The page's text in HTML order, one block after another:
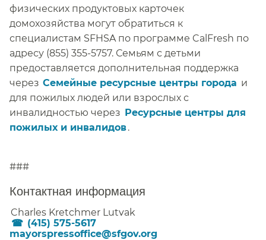
физических продуктовых карточек
домохозяйства могут обратиться к
специалистам SFHSA по программе CalFresh по
адресу (855) 355-5757. Семьям с детьми
предоставляется дополнительная поддержка
через​​ Семейные ресурсные центры города​​ и
для пожилых людей или взрослых с
инвалидностью через​​ Ресурсные центры для
пожилых и инвалидов​​.
###
Контактная информация​​
Charles Kretchmer Lutvak​​
(415) 575-5617
mayorspressoffice@sfgov.org​​